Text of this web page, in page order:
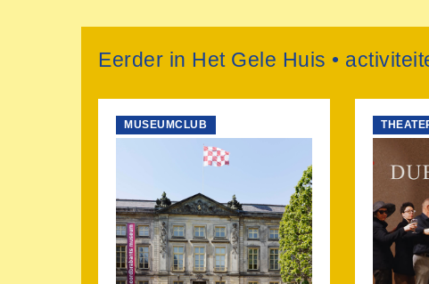
Eerder in Het Gele Huis •
MUSEUMCLUB